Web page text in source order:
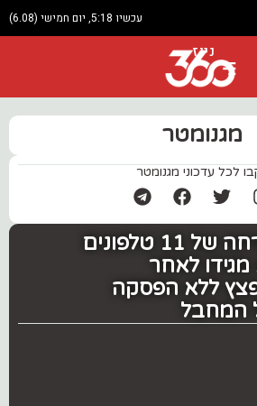
עכשיו 5:18, יום חמישי (6.08)
ניוז
מגנומטר
לכל עדכוני מגנומטר
סוכל ניסיון הברחה של 11 טלפונים
מגידו לאחר
ללא הפסקה
המחבל